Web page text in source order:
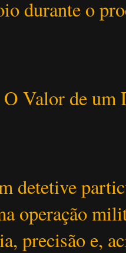
durante o
Valor de um
detetive
operação
precisão e,